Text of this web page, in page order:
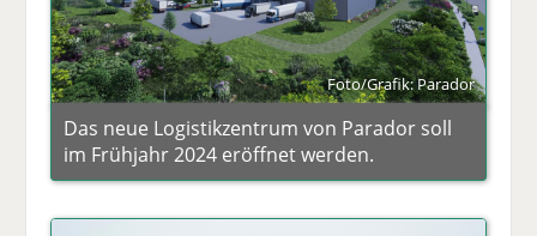
Foto/Grafik: Parador
Das neue Logistikzentrum von Parador soll
im Frühjahr 2024 eröffnet werden.